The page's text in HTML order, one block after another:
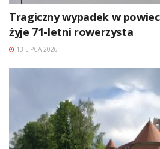
Tragiczny wypadek w
żyje 71-letni rowerzysta
13 LIPCA 2026